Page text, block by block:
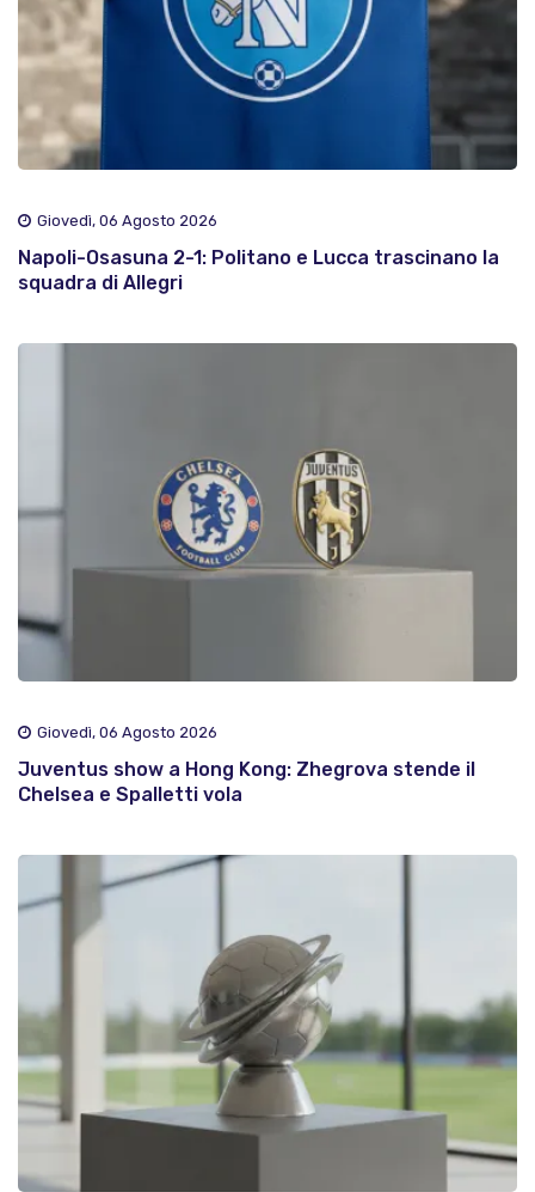
Giovedì, 06 Agosto 2026
Napoli-Osasuna 2-1: Politano e Lucca trascinano la
squadra di Allegri
Giovedì, 06 Agosto 2026
Juventus show a Hong Kong: Zhegrova stende il
Chelsea e Spalletti vola